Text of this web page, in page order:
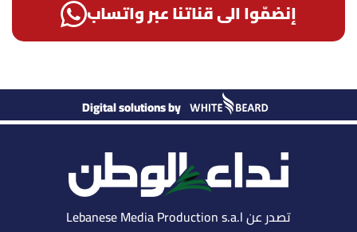
إنضمّوا الى قناتنا عبر واتساب
Digital solutions by
تصدر عن Lebanese Media Production s.a.l